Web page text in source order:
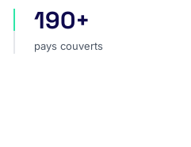
pays couverts
190+
pays couverts